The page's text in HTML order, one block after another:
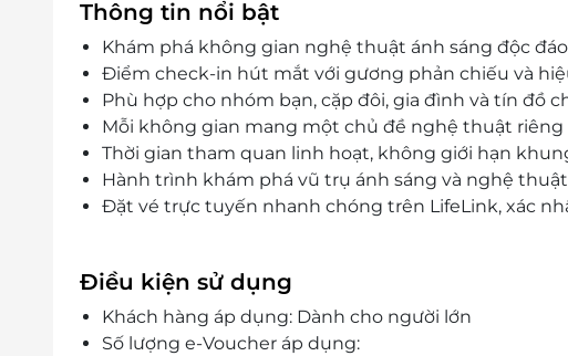
Thông tin nổi bật
Khám phá không gian nghệ thuật ánh sáng độc
Điểm check-in hút mắt với gương phản chiếu và
Phù hợp cho nhóm bạn, cặp đôi, gia đình và tín đồ
Mỗi không gian mang một chủ đề nghệ thuật
Thời gian tham quan linh hoạt, không giới hạn
Hành trình khám phá vũ trụ ánh sáng và nghệ
Đặt vé trực tuyến nhanh chóng trên LifeLink, xác
Điều kiện sử dụng
Khách hàng áp dụng: Dành cho người lớn
Số lượng e-Voucher áp dụng: